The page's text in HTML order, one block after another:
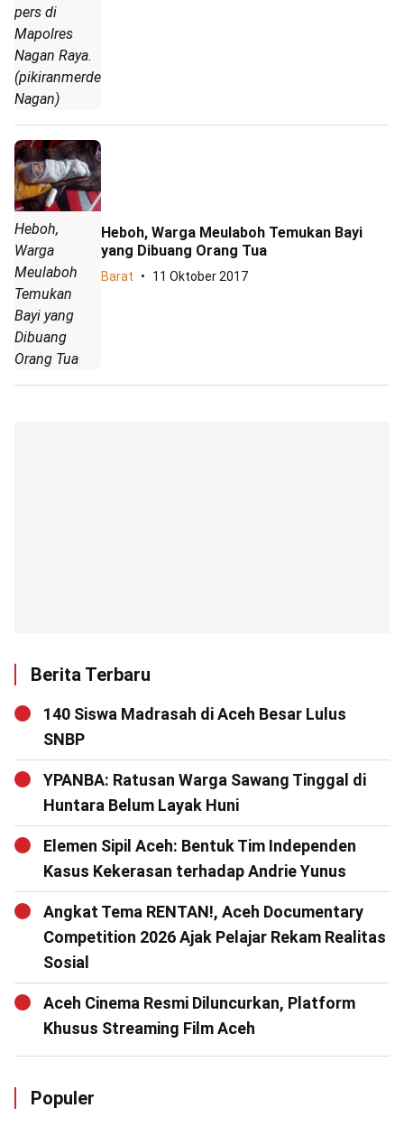
pers di
Mapolres
Nagan Raya.
(pikiranmerdeka.co/Arif
Nagan)
Heboh,
Warga
Meulaboh
Temukan
Bayi yang
Dibuang
Orang Tua
Heboh, Warga Meulaboh Temukan Bayi
yang Dibuang Orang Tua
Barat 11 Oktober 2017
Berita Terbaru
140 Siswa Madrasah di Aceh Besar Lulus
SNBP
YPANBA: Ratusan Warga Sawang Tinggal di
Huntara Belum Layak Huni
Elemen Sipil Aceh: Bentuk Tim Independen
Kasus Kekerasan terhadap Andrie Yunus
Angkat Tema RENTAN!, Aceh Documentary
Competition 2026 Ajak Pelajar Rekam Realitas
Sosial
Aceh Cinema Resmi Diluncurkan, Platform
Khusus Streaming Film Aceh
Populer